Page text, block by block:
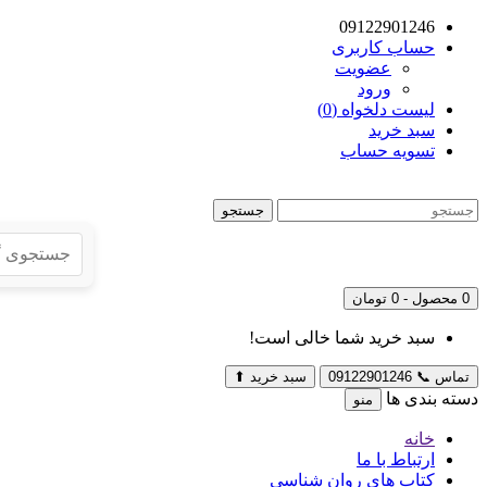
09122901246
حساب کاربری
عضویت
ورود
لیست دلخواه (0)
سبد خرید
تسویه حساب
جستجو
0 محصول - 0 تومان
سبد خرید شما خالی است!
تماس 📞
09122901246 سبد خرید ⬆
دسته بندی ها منو
خانه
ارتباط با ما
کتاب های روان شناسی